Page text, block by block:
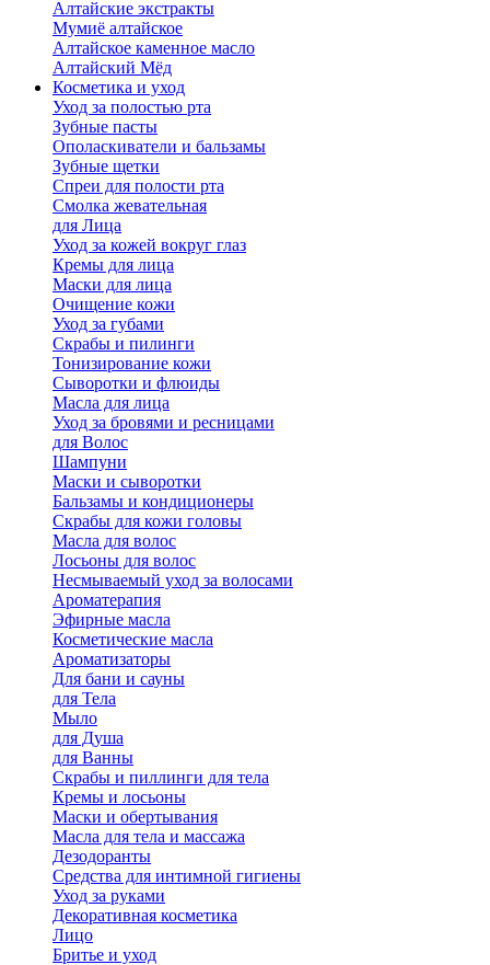
Алтайские экстракты
Мумиё алтайское
Алтайское каменное масло
Алтайский Мёд
Косметика и уход
Уход за полостью рта
Зубные пасты
Ополаскиватели и бальзамы
Зубные щетки
Спреи для полости рта
Смолка жевательная
для Лица
Уход за кожей вокруг глаз
Кремы для лица
Маски для лица
Очищение кожи
Уход за губами
Скрабы и пилинги
Тонизирование кожи
Сыворотки и флюиды
Масла для лица
Уход за бровями и ресницами
для Волос
Шампуни
Маски и сыворотки
Бальзамы и кондиционеры
Скрабы для кожи головы
Масла для волос
Лосьоны для волос
Несмываемый уход за волосами
Ароматерапия
Эфирные масла
Косметические масла
Ароматизаторы
Для бани и сауны
для Тела
Мыло
для Душа
для Ванны
Скрабы и пиллинги для тела
Кремы и лосьоны
Маски и обертывания
Масла для тела и массажа
Дезодоранты
Средства для интимной гигиены
Уход за руками
Декоративная косметика
Лицо
Бритье и уход